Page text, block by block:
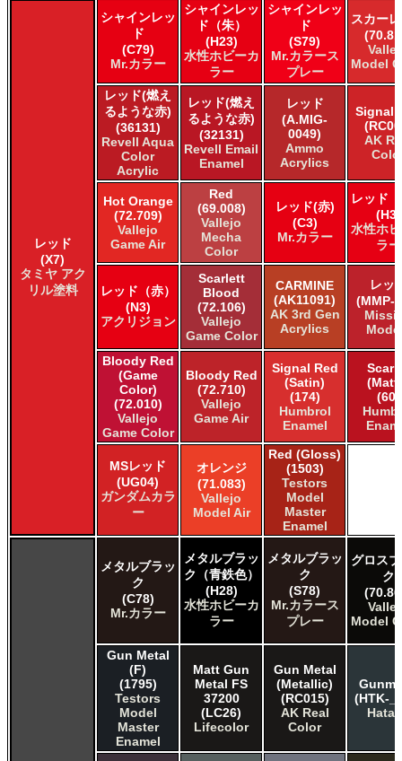
レッド
(X7)
タミヤ アク
リル塗料
シャインレッ
ド
(C79)
Mr.カラー
シャインレッ
ド（朱）
(H23)
水性ホビーカ
ラー
シャインレッ
ド
(S79)
Mr.カラース
プレー
スカー
Model
レッド(燃え
るような赤)
(36131)
Revell Aqua
Color
Acrylic
レッド(燃え
るような赤)
(32131)
Revell Email
Enamel
レッド
(A.MIG-
0049)
Ammo
Acrylics
Signal
AK
Hot Orange
(72.709)
Vallejo
Game Air
Red
(69.008)
Vallejo
Mecha
Color
レッド(赤)
(C3)
Mr.カラー
レッド
(H3)
水性ホ
ラー
レッド（赤）
(N3)
アクリジョン
Scarlett
Blood
(72.106)
Vallejo
Game Color
CARMINE
(AK11091)
AK 3rd Gen
Acrylics
レッ
(MMP-
Bloody Red
(Game
Color)
(72.010)
Vallejo
Game Color
Bloody Red
(72.710)
Vallejo
Game Air
Signal Red
(Satin)
(174)
Humbrol
Enamel
(60)
MSレッド
(UG04)
ガンダムカラ
ー
オレンジ
(71.083)
Vallejo
Model Air
Red (Gloss)
(1503)
Testors
Model
Master
Enamel
メタルブラッ
ク
(C78)
Mr.カラー
メタルブラッ
ク（青鉄色）
(H28)
水性ホビーカ
ラー
メタルブラッ
ク
(S78)
Mr.カラース
プレー
グロス
ク
Model
Gun Metal
(F)
(1795)
Testors
Model
Master
Enamel
Matt Gun
Metal FS
37200
(LC26)
Lifecolor
Gun Metal
(Metallic)
(RC015)
AK Real
Color
(HTK-